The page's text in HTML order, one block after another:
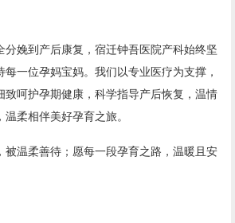
分娩到产后康复，宿迁钟吾医院产科始终坚
一位孕妈宝妈。我们以专业医疗为支撑，
致呵护孕期健康，科学指导产后恢复，温情
柔相伴美好孕育之旅。
被温柔善待；愿每一段孕育之路，温暖且安